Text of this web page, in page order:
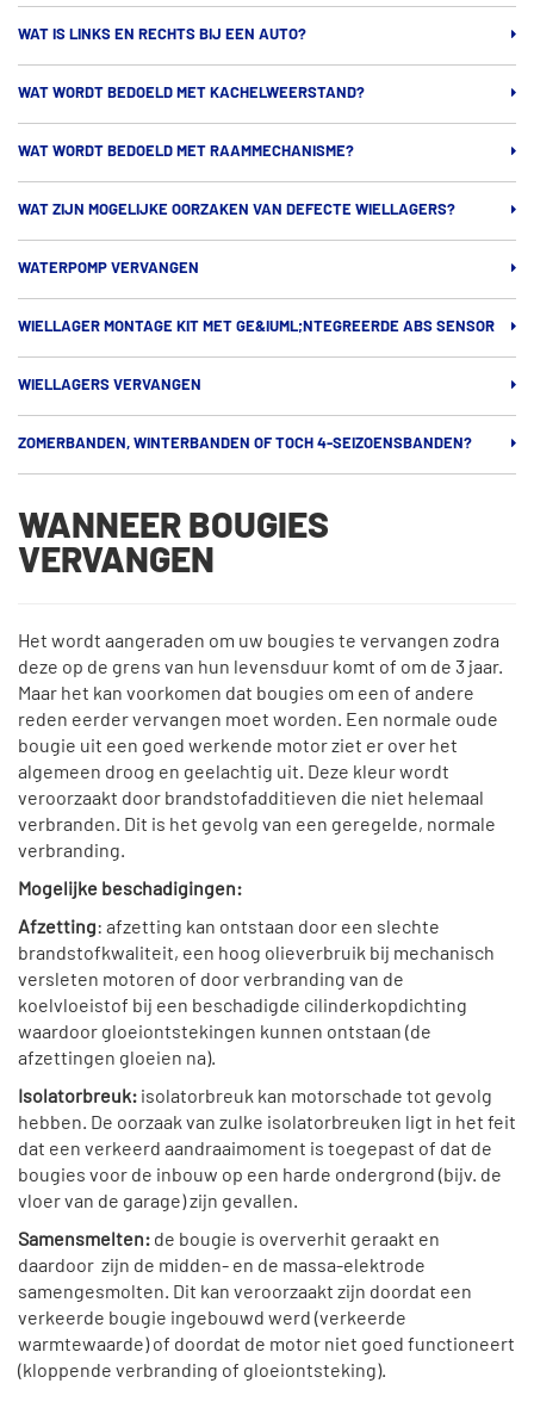
WAT IS LINKS EN RECHTS BIJ EEN AUTO?
WAT WORDT BEDOELD MET KACHELWEERSTAND?
WAT WORDT BEDOELD MET RAAMMECHANISME?
WAT ZIJN MOGELIJKE OORZAKEN VAN DEFECTE WIELLAGERS?
WATERPOMP VERVANGEN
WIELLAGER MONTAGE KIT MET GE&IUML;NTEGREERDE ABS SENSOR
WIELLAGERS VERVANGEN
ZOMERBANDEN, WINTERBANDEN OF TOCH 4-SEIZOENSBANDEN?
WANNEER BOUGIES
VERVANGEN
Het wordt aangeraden om uw bougies te vervangen zodra
deze op de grens van hun levensduur komt of om de 3 jaar.
Maar het kan voorkomen dat bougies om een of andere
reden eerder vervangen moet worden. Een normale oude
bougie uit een goed werkende motor ziet er over het
algemeen droog en geelachtig uit. Deze kleur wordt
veroorzaakt door brandstofadditieven die niet helemaal
verbranden. Dit is het gevolg van een geregelde, normale
verbranding.
Mogelijke beschadigingen:
Afzetting: afzetting kan ontstaan door een slechte
brandstofkwaliteit, een hoog olieverbruik bij mechanisch
versleten motoren of door verbranding van de
koelvloeistof bij een beschadigde cilinderkopdichting
waardoor gloeiontstekingen kunnen ontstaan (de
afzettingen gloeien na).
Isolatorbreuk: isolatorbreuk kan motorschade tot gevolg
hebben. De oorzaak van zulke isolatorbreuken ligt in het feit
dat een verkeerd aandraaimoment is toegepast of dat de
bougies voor de inbouw op een harde ondergrond (bijv. de
vloer van de garage) zijn gevallen.
Samensmelten: de bougie is oververhit geraakt en
daardoor zijn de midden- en de massa-elektrode
samengesmolten. Dit kan veroorzaakt zijn doordat een
verkeerde bougie ingebouwd werd (verkeerde
warmtewaarde) of doordat de motor niet goed functioneert
(kloppende verbranding of gloeiontsteking).